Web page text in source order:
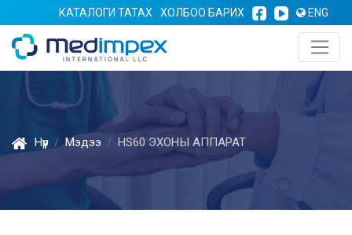
КАТАЛОГИ ТАТАХ ХОЛБОО БАРИХ ENG
Нүүр Мэдээ HS60 ЭХОНЫ АППАРАТ